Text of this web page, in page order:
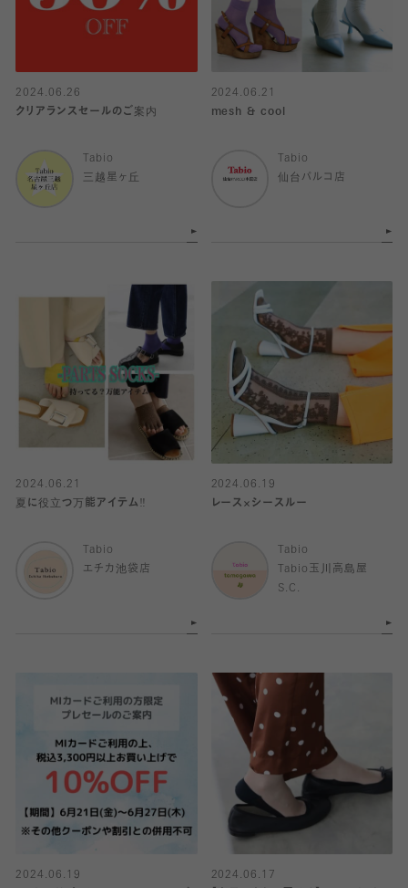
2024.06.26
クリアランスセールのご案内
Tabio
三越星ヶ丘
2024.06.21
mesh & cool
Tabio
仙台パルコ店
2024.06.21
夏に役立つ万能アイテム‼︎
Tabio
エチカ池袋店
2024.06.19
レース×シースルー
Tabio
Tabio玉川高島屋
S.C.
2024.06.19
2024.06.17